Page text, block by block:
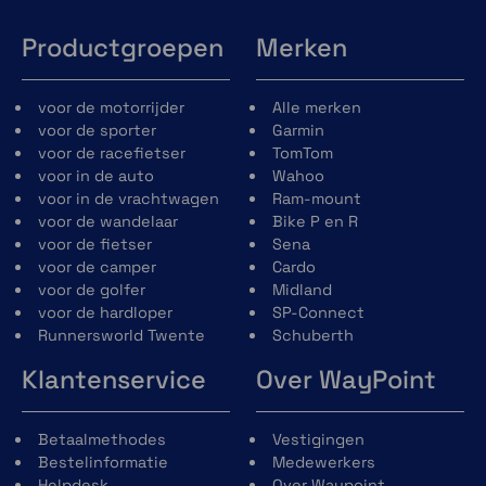
Productgroepen
voor de motorrijder
voor de sporter
voor de racefietser
voor in de auto
voor in de vrachtwagen
voor de wandelaar
voor de fietser
voor de camper
voor de golfer
voor de hardloper
Runnersworld Twente
Merken
Alle merken
Garmin
TomTom
Wahoo
Ram-mount
Bike P en R
Sena
Cardo
Midland
SP-Connect
Schuberth
Klantenservice
Betaalmethodes
Bestelinformatie
Over WayPoint
Vestigingen
Medewerkers